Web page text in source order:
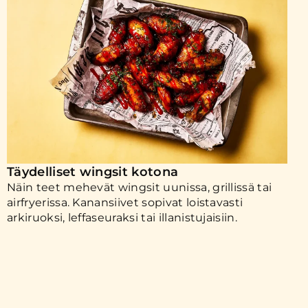
Täydelliset wingsit kotona
Näin teet mehevät wingsit uunissa, grillissä tai
airfryerissa. Kanansiivet sopivat loistavasti
arkiruoksi, leffaseuraksi tai illanistujaisiin.